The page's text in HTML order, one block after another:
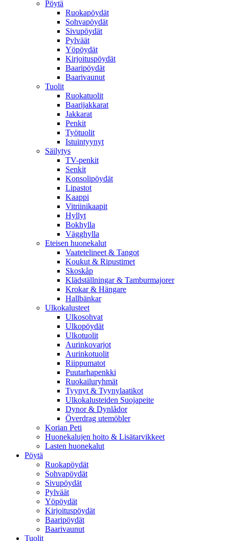
Pöytä
Ruokapöydät
Sohvapöydät
Sivupöydät
Pylväät
Yöpöydät
Kirjoituspöydät
Baaripöydät
Baarivaunut
Tuolit
Ruokatuolit
Baarijakkarat
Jakkarat
Penkit
Työtuolit
Istuintyynyt
Säilytys
TV-penkit
Senkit
Konsolipöydät
Lipastot
Kaappi
Vitriinikaapit
Hyllyt
Bokhylla
Vägghylla
Eteisen huonekalut
Vaatetelineet & Tangot
Koukut & Ripustimet
Skoskåp
Klädställningar & Tamburmajorer
Krokar & Hängare
Hallbänkar
Ulkokalusteet
Ulkosohvat
Ulkopöydät
Ulkotuolit
Aurinkovarjot
Aurinkotuolit
Riippumatot
Puutarhapenkki
Ruokailuryhmät
Tyynyt & Tyynylaatikot
Ulkokalusteiden Suojapeite
Dynor & Dynlådor
Överdrag utemöbler
Korian Peti
Huonekalujen hoito & Lisätarvikkeet
Lasten huonekalut
Pöytä
Ruokapöydät
Sohvapöydät
Sivupöydät
Pylväät
Yöpöydät
Kirjoituspöydät
Baaripöydät
Baarivaunut
Tuolit